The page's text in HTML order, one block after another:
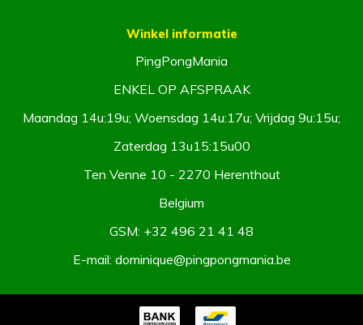
Winkel informatie
PingPongMania
ENKEL OP AFSPRAAK
Maandag 14u:19u; Woensdag 14u:17u; Vrijdag 9u:15u;
Zaterdag 13u15:15u00
Ten Venne 10 - 2270 Herenthout
Belgium
GSM: +32 496 21 41 48
E-mail: dominique@pingpongmania.be